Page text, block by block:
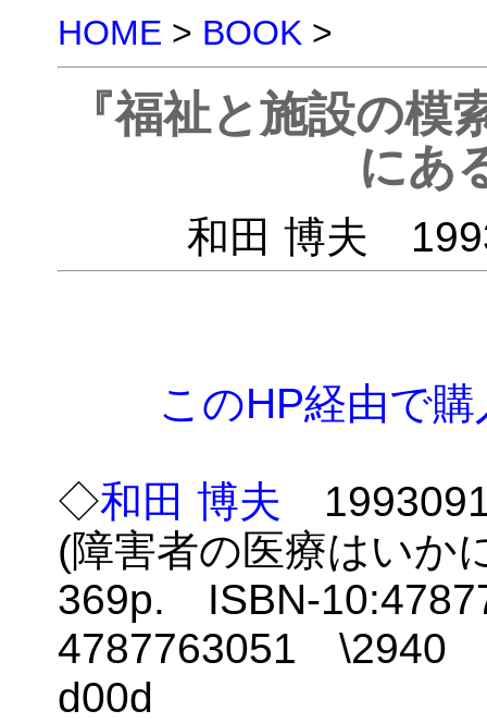
HOME > BOOK >
『福祉と施設の模
にあ
和田 博夫
このHP経由で
◇和田 博夫
(障害者の医療はいか
369p. ISBN-
4787763051
d00d